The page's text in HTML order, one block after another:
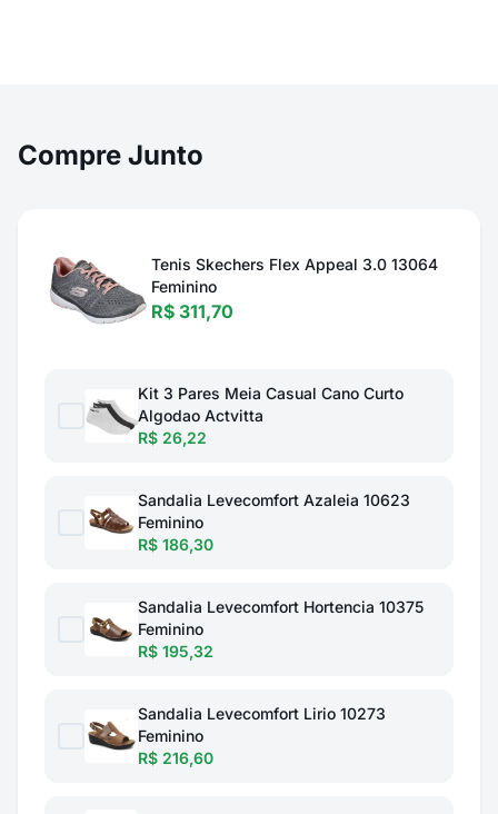
Compre Junto
Tenis Skechers Flex Appeal 3.0 13064
Feminino
R$ 311,70
Kit 3 Pares Meia Casual Cano Curto
Algodao Actvitta
R$ 26,22
Sandalia Levecomfort Azaleia 10623
Feminino
R$ 186,30
Sandalia Levecomfort Hortencia 10375
Feminino
R$ 195,32
Sandalia Levecomfort Lirio 10273
Feminino
R$ 216,60